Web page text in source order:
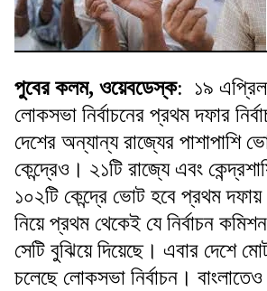
পুবের কলম, ওয়েবডেস্ক: ১৯
লোকসভা নির্বাচনের প্রথম দফার
দেশের অন্যান্য রাজ্যের পাশাপাশি
কেন্দ্রেও। ২১টি রাজ্যে এবং
১০২টি কেন্দ্রে ভোট হবে প্রথম
নিয়ে প্রথম থেকেই যে নির্বাচন
সেটি বুঝিয়ে দিয়েছে। এবার দেশে
চলেছে লোকসভা নির্বাচন।